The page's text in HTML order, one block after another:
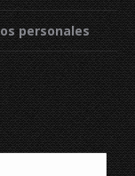
personales